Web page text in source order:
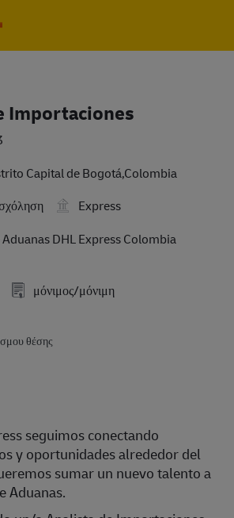
Importaciones
Capital de Bogotá,Colombia
Express
DHL Express Colombia
μόνιμος/μόνιμη
θέσης
seguimos conectando
y oportunidades alrededor del
sumar un nuevo talento a
Aduanas.